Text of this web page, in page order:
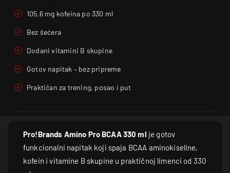
105,6 mg kofeina po 330 ml
Bez šećera
Dodani vitamini B skupine
Gotov napitak – bez pripreme
Praktičan za trening, posao i put
Pro!Brands Amino Pro BCAA 330 ml je gotov
funkcionalni napitak koji spaja BCAA aminokiseline,
kofein i vitamine B skupine u praktičnoj limenci od 330